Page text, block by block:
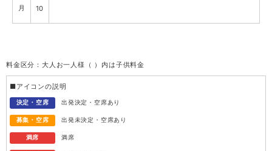
月 10
12
木 13
金 14
料金区分：大人お一人様（ ）内は子供料金
■アイコンの説明
決定・空席 出発決定・空席あり
募集・空席 出発未決定・空席あり
満席 満席